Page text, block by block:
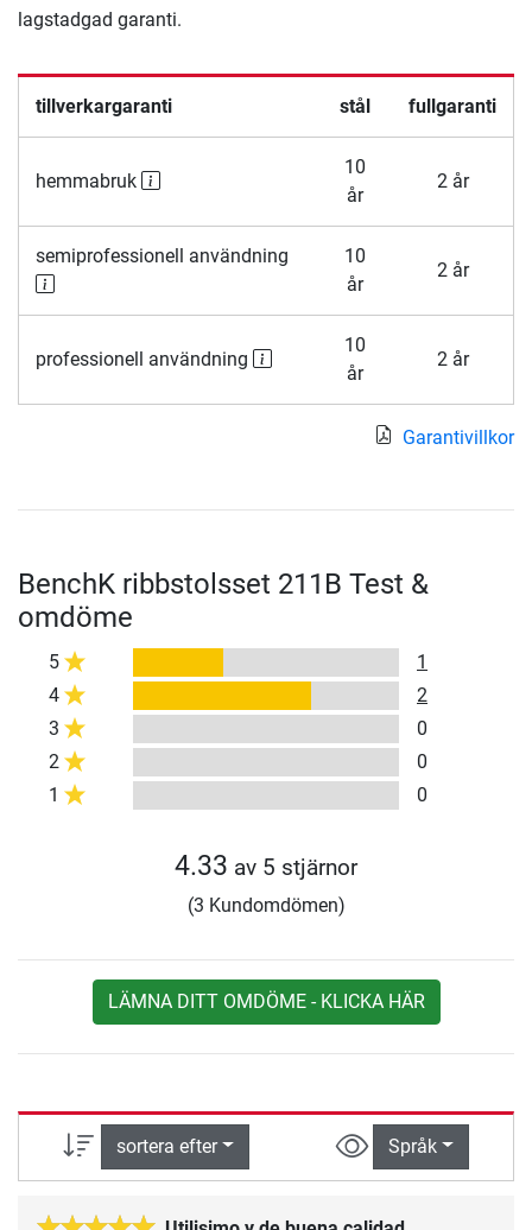
lagstadgad garanti.
tillverkargaranti stål fullgaranti
hemmabruk
10
år
2 år
semiprofessionell användning
10
år
2 år
professionell användning
10
år
2 år
Garantivillkor
BenchK ribbstolsset 211B Test &
omdöme
5
1
4
2
3
0
2
0
1
0
4.33 av 5 stjärnor
(3 Kundomdömen)
LÄMNA DITT OMDÖME - KLICKA HÄR
sortera efter Språk